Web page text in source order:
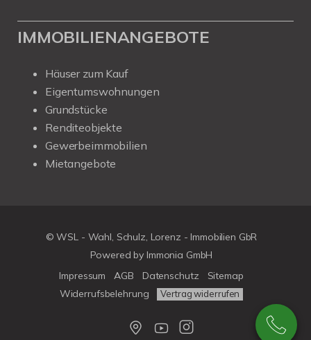
IMMOBILIENANGEBOTE
Häuser zum Kauf
Eigentumswohnungen
Grundstücke
Renditeobjekte
Gewerbeimmobilien
Mietangebote
© WSL - Wahl, Schulz, Lorenz - Immobilien GbR
Powered by Immonia GmbH
Impressum
AGB Datenschutz
Sitemap
Widerrufsbelehrung
Vertrag widerrufen